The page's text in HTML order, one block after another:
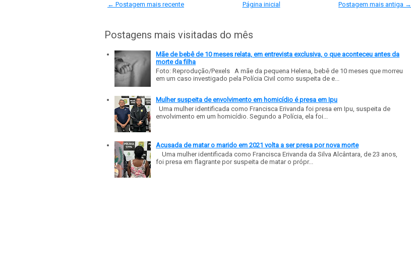
← Postagem mais recente Postagem mais antiga →
Página inicial
Postagens mais visitadas do mês
Mãe de bebê de 10 meses relata, em entrevista exclusiva, o que aconteceu antes da
morte da filha
Foto: Reprodução/Pexels A mãe da pequena Helena, bebê de 10 meses que morreu
em um caso investigado pela Polícia Civil como suspeita de e...
Mulher suspeita de envolvimento em homicídio é presa em Ipu
Uma mulher identificada como Francisca Erivanda foi presa em Ipu, suspeita de
envolvimento em um homicídio. Segundo a Polícia, ela foi...
Acusada de matar o marido em 2021 volta a ser presa por nova morte
Uma mulher identificada como Francisca Erivanda da Silva Alcântara, de 23 anos,
foi presa em flagrante por suspeita de matar o própr...